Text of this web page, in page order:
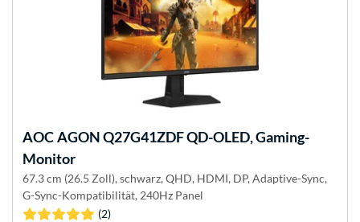
AOCAGON Q27G41ZDF QD-OLED, Gaming-
Monitor
67.3 cm (26.5 Zoll), schwarz, QHD, HDMI, DP, Adaptive-Sync,
G-Sync-Kompatibilität, 240Hz Panel
(2)